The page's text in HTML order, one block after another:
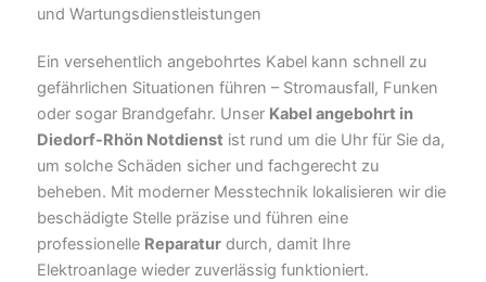
und Wartungsdienstleistungen
Ein versehentlich angebohrtes Kabel kann schnell zu
gefährlichen Situationen führen – Stromausfall, Funken
oder sogar Brandgefahr. Unser Kabel angebohrt in
Diedorf-Rhön Notdienst ist rund um die Uhr für Sie da,
um solche Schäden sicher und fachgerecht zu
beheben. Mit moderner Messtechnik lokalisieren wir die
beschädigte Stelle präzise und führen eine
professionelle Reparatur durch, damit Ihre
Elektroanlage wieder zuverlässig funktioniert.